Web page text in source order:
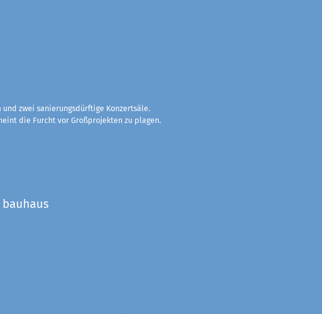
zwei sanierungsdürftige Konzertsäle.
die Furcht vor Großprojekten zu plagen.
bauhaus